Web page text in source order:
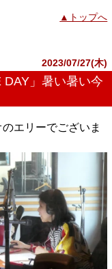
▲トップへ
2023/07/27(木)
DAY」暑い暑い今
エリーでございま